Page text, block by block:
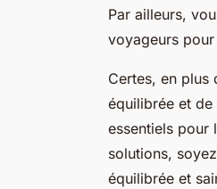
Par ailleurs,
voyageurs
Certes, en plus
équilibrée et de
essentiels pour
solutions,
équilibrée et